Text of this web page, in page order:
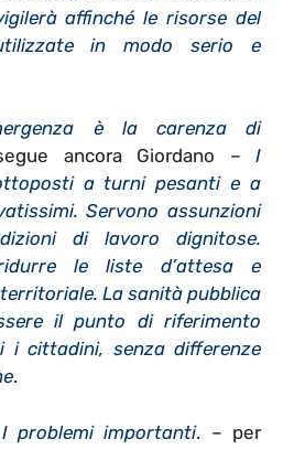
affinché le risorse del
in modo serio e
è la carenza di
ancora Giordano – I
a turni pesanti e a
Servono assunzioni
di lavoro dignitose.
le liste d’attesa e
La sanità pubblica
il punto di riferimento
i cittadini, senza differenze
.
problemi importanti. – per